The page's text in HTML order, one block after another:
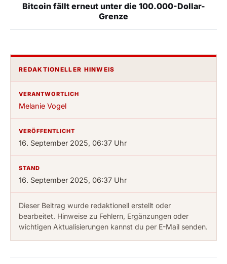
Bitcoin fällt erneut unter die 100.000-Dollar-
Grenze
REDAKTIONELLER HINWEIS
VERANTWORTLICH
Melanie Vogel
VERÖFFENTLICHT
16. September 2025, 06:37 Uhr
STAND
16. September 2025, 06:37 Uhr
Dieser Beitrag wurde redaktionell erstellt oder
bearbeitet. Hinweise zu Fehlern, Ergänzungen oder
wichtigen Aktualisierungen kannst du per E-Mail senden.